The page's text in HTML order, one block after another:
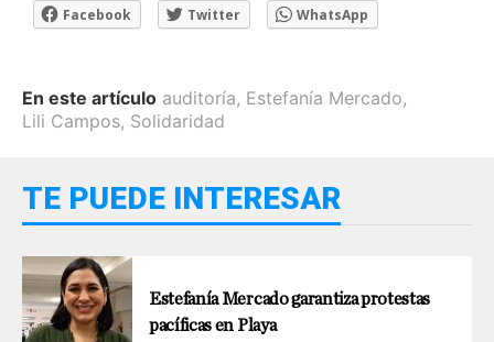
Facebook Twitter WhatsApp
En este artículo auditoría, Estefanía Mercado,
Lili Campos, Solidaridad
TE PUEDE INTERESAR
Estefanía Mercado garantiza protestas
pacíficas en Playa